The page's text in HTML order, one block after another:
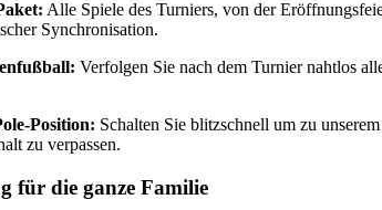
Alle Spiele des Turniers, von der
Synchronisation.
Verfolgen Sie nach dem Turnier nahtlos
Position: Schalten Sie blitzschnell um zu
zu verpassen.
für die ganze Familie